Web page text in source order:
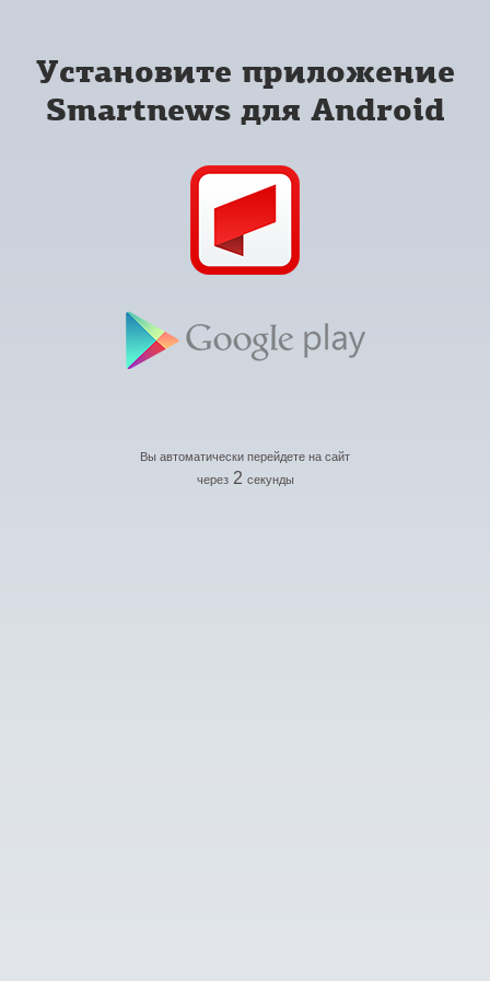
Установите приложение
Smartnews для Android
Вы автоматически перейдете на сайт
через 2 секунды